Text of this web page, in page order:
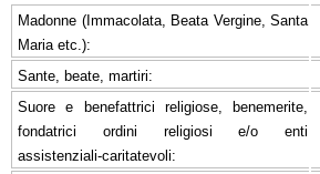
Madonne (Immacolata, Beata Vergine, Santa
Maria etc.):
Sante, beate, martiri:
Suore e benefattrici religiose, benemerite,
fondatrici ordini religiosi e/o enti
assistenziali-caritatevoli: